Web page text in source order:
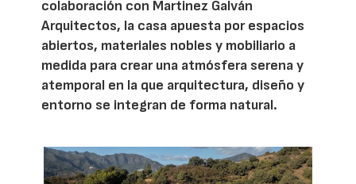
colaboración con Martinez Galván
Arquitectos, la casa apuesta por espacios
abiertos, materiales nobles y mobiliario a
medida para crear una atmósfera serena y
atemporal en la que arquitectura, diseño y
entorno se integran de forma natural.